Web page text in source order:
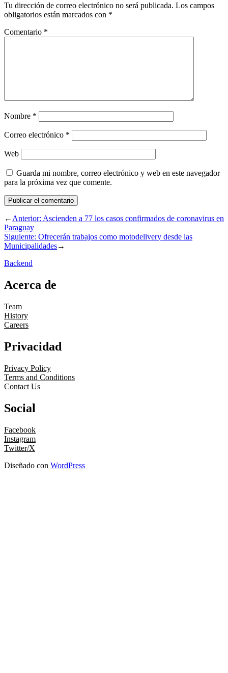
Tu dirección de correo electrónico no será publicada. Los campos
obligatorios están marcados con *
Comentario *
Nombre *
Correo electrónico *
Web
Guarda mi nombre, correo electrónico y web en este navegador
para la próxima vez que comente.
←Anterior: Ascienden a 77 los casos confirmados de coronavirus en
Paraguay
Siguiente: Ofrecerán trabajos como motodelivery desde las
Municipalidades→
Backend
Acerca de
Team
History
Careers
Privacidad
Privacy Policy
Terms and Conditions
Contact Us
Social
Facebook
Instagram
Twitter/X
Diseñado con WordPress